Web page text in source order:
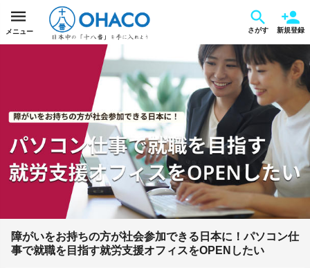
メニュー さがす 新規登録
障がいをお持ちの方が社会参加できる日本に！パソコン仕
事で就職を目指す就労支援オフィスをOPENしたい